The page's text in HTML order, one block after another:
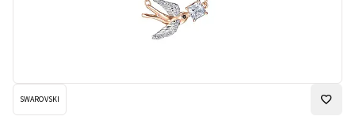
SWAROVSKI